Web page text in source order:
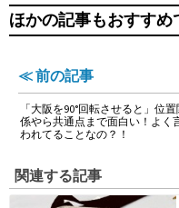
ほかの記事もおすすめ
≪ 前の記事
「大阪を90°回転させると」位置
係やら共通点まで面白い！よく
われてることなの？！
関連する記事